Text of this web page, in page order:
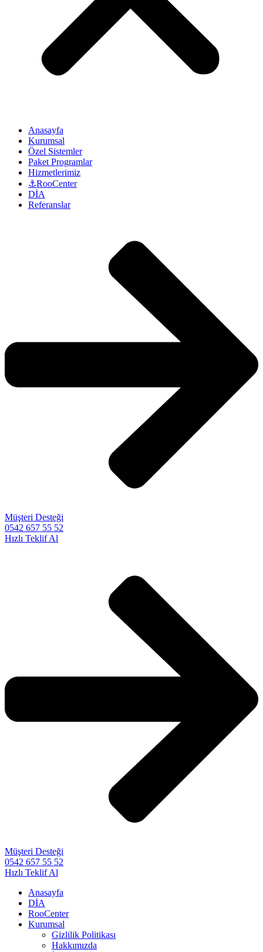
Anasayfa
Kurumsal
Özel Sistemler
Paket Programlar
Hizmetlerimiz
⚓RooCenter
DİA
Referanslar
Müşteri Desteği
0542 657 55 52
Hızlı Teklif Al
Müşteri Desteği
0542 657 55 52
Hızlı Teklif Al
Anasayfa
DİA
RooCenter
Kurumsal
Gizlilik Politikası
Hakkımızda